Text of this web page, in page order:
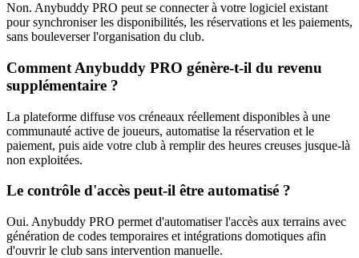
Non. Anybuddy PRO peut se connecter à votre logiciel existant
pour synchroniser les disponibilités, les réservations et les paiements,
sans bouleverser l'organisation du club.
Comment Anybuddy PRO génère-t-il du revenu
supplémentaire ?
La plateforme diffuse vos créneaux réellement disponibles à une
communauté active de joueurs, automatise la réservation et le
paiement, puis aide votre club à remplir des heures creuses jusque-là
non exploitées.
Le contrôle d'accès peut-il être automatisé ?
Oui. Anybuddy PRO permet d'automatiser l'accès aux terrains avec
génération de codes temporaires et intégrations domotiques afin
d'ouvrir le club sans intervention manuelle.